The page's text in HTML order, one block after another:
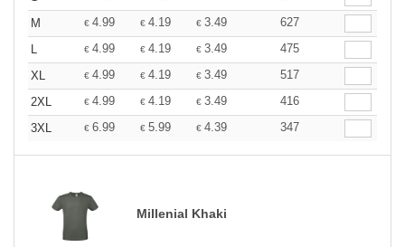
M
€ 4.99 € 4.19 € 3.49
627
L
€ 4.99 € 4.19 € 3.49
475
XL
€ 4.99 € 4.19 € 3.49
517
2XL
€ 4.99 € 4.19 € 3.49
416
3XL
€ 6.99 € 5.99 € 4.39 347
Millenial Khaki